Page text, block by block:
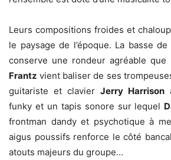
Leurs compositions froides et
le paysage de l’époque. La basse de
conserve une rondeur agréable que
Frantz vient baliser de ses
guitariste et clavier Jerry Harrison
funky et un tapis sonore sur lequel
frontman dandy et psychotique à
aigus poussifs renforce le côté
atouts majeurs du groupe…